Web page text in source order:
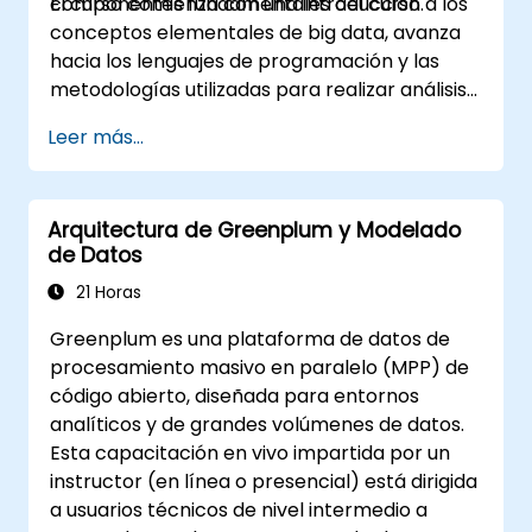
conceptos elementales de big data, avanza
hacia los lenguajes de programación y las
metodologías utilizadas para realizar análisis
herramientas e infraestructuras que
permiten el almacenamiento de big data, el
procesamiento distribuido y la escalabilidad.
Leer más...
Arquitectura de Greenplum y Modelado
de Datos
21 Horas
Greenplum es una plataforma de datos de
procesamiento masivo en paralelo (MPP) de
código abierto, diseñada para entornos
analíticos y de grandes volúmenes de datos.
Esta capacitación en vivo impartida por un
instructor (en línea o presencial) está dirigida
a usuarios técnicos de nivel intermedio a